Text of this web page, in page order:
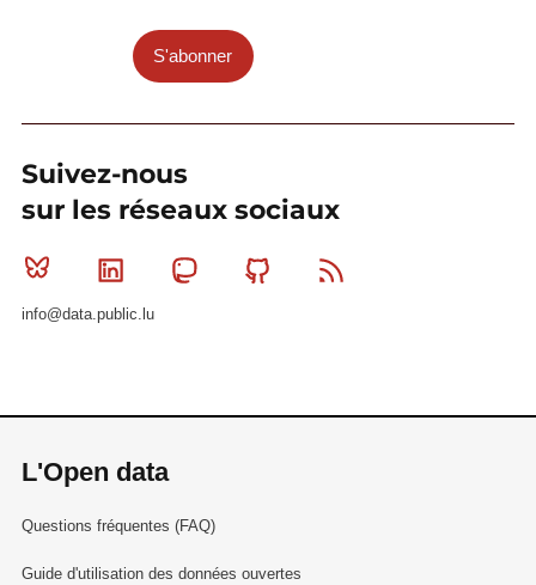
S'abonner
Suivez-nous
sur les réseaux sociaux
Bluesky Linkedin MastodonGithub
info@data.public.lu
L'Open data
Questions fréquentes (FAQ)
Guide d'utilisation des données ouvertes